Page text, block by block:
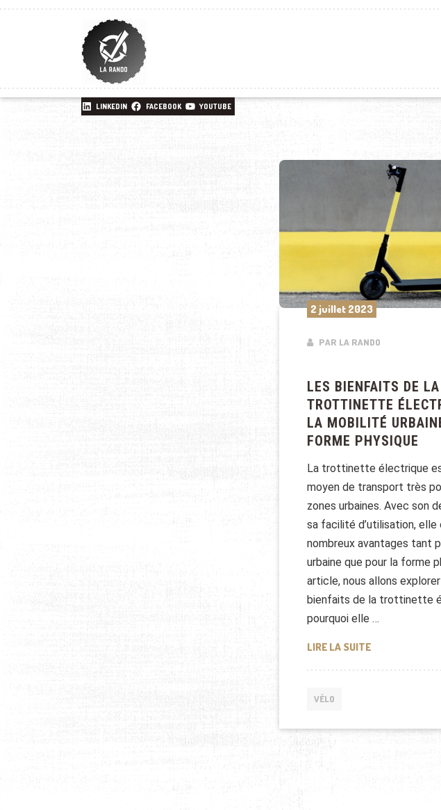
LINKEDIN FACEBOOK YOUTUBE
2 juillet 2023
PAR LA RANDO
LES BIENFAITS DE LA
TROTTINETTE
LA MOBILITÉ
FORME PHYSIQUE
La trottinette électrique
moyen de transport très
zones urbaines. Avec son
sa facilité d’utilisation,
nombreux avantages tant
urbaine que pour la forme
article, nous allons
bienfaits de la trottinette
pourquoi elle …
LIRE LA SUITELES BIENFAITS
VÉLO